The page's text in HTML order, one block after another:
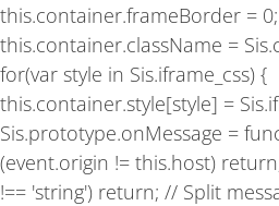
this.container.frameBorder = 0;
this.container.className =
for(var style in Sis.iframe_css) {
this.container.style[style] =
Sis.prototype.onMessage =
(event.origin != this.host)
!== 'string') return; // Split